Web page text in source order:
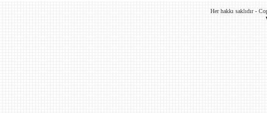
Her hakkı saklıdır -